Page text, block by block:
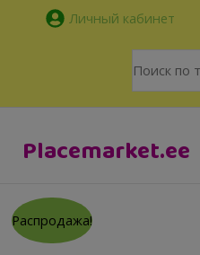
Перейти
Личный кабинет
Искать:
Placemarket.ee
Распродажа!